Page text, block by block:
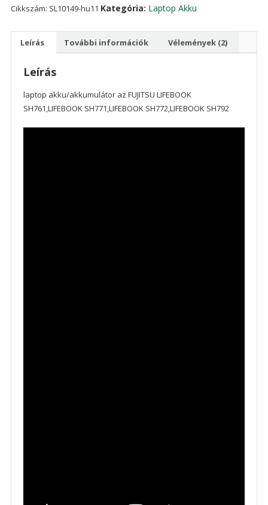
mennyiség
Cikkszám: SL10149-hu11 Kategória: Laptop Akku
Leírás További információk Vélemények (2)
Leírás
laptop akku/akkumulátor az FUJITSU LIFEBOOK
SH761,LIFEBOOK SH771,LIFEBOOK SH772,LIFEBOOK SH792